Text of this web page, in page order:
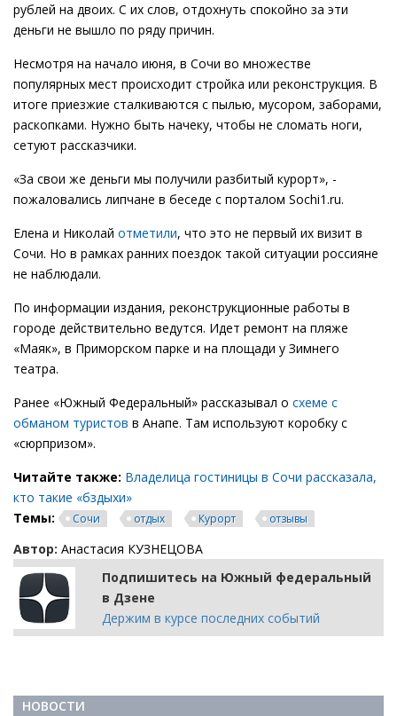
рублей на двоих. С их слов, отдохнуть спокойно за эти
деньги не вышло по ряду причин.
Несмотря на начало июня, в Сочи во множестве
популярных мест происходит стройка или реконструкция. В
итоге приезжие сталкиваются с пылью, мусором, заборами,
раскопками. Нужно быть начеку, чтобы не сломать ноги,
сетуют рассказчики.
«За свои же деньги мы получили разбитый курорт», -
пожаловались липчане в беседе с порталом Sochi1.ru.
Елена и Николай отметили, что это не первый их визит в
Сочи. Но в рамках ранних поездок такой ситуации россияне
не наблюдали.
По информации издания, реконструкционные работы в
городе действительно ведутся. Идет ремонт на пляже
«Маяк», в Приморском парке и на площади у Зимнего
театра.
Ранее «Южный Федеральный» рассказывал о схеме с
обманом туристов в Анапе. Там используют коробку с
«сюрпризом».
Читайте также: Владелица гостиницы в Сочи рассказала,
кто такие «бздыхи»
Темы:
Сочи отдых Курорт отзывы
Автор: Анастасия КУЗНЕЦОВА
Подпишитесь на Южный федеральный
в Дзене
Держим в курсе последних событий
НОВОСТИ